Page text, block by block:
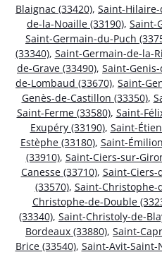
Blaignac (33420), Saint-Hilaire-
de-la-Noaille (33190), Saint-
Saint-Germain-du-Puch
(33340), Saint-Germain-de-la-
de-Grave (33490), Saint-
de-Lombaud (33670), Saint-
Genès-de-Castillon (33350),
Saint-Ferme (33580), Saint-
Exupéry (33190), Saint-
Estèphe (33180), Saint-
(33910), Saint-Ciers-sur-
Canesse (33710), Saint-Ciers-
(33570), Saint-Christophe-
Christophe-de-Double
(33340), Saint-Christoly-de-
Bordeaux (33880), Saint-
Brice (33540), Saint-Avit-Saint-